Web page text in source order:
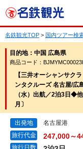
名鉄観光TOP > 国内ツアー検
目的地：中国 広島県
商品コード：
【三井オーシャンサク
ンタクルーズ 名古屋/広
（水）出航／2泊3日◆
月〕
出発地
名古屋港
旅行代金
247,000～
旅行日数